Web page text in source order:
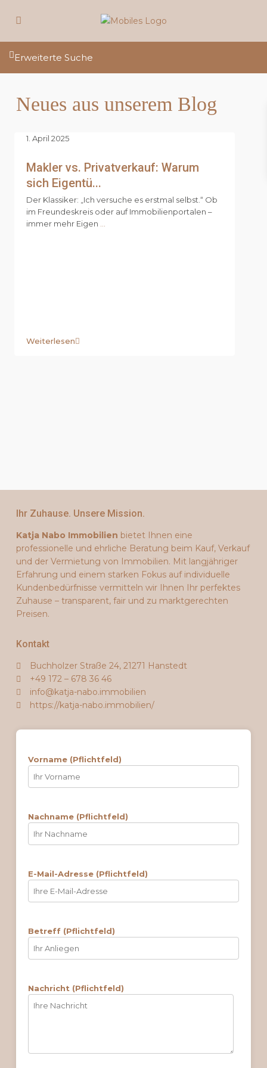
Erweiterte Suche
Neues aus unserem Blog
Makler vs. Privatverkauf: Warum
sich Eigentü...
1. April 2025
Der Klassiker: „Ich versuche es erstmal selbst.“ Ob
im Freundeskreis oder auf Immobilienportalen –
immer mehr Eigen
Weiterlesen
Ihr Zuhause. Unsere Mission.
Katja Nabo Immobilien bietet Ihnen eine
professionelle und ehrliche Beratung beim Kauf, Verkauf
und der Vermietung von Immobilien. Mit langjähriger
Erfahrung und einem starken Fokus auf individuelle
Kundenbedürfnisse vermitteln wir Ihnen Ihr perfektes
Zuhause – transparent, fair und zu marktgerechten
Preisen.
Kontakt
Buchholzer Straße 24, 21271 Hanstedt
+49 172 – 678 36 46
info@katja-nabo.immobilien
https://katja-nabo.immobilien/
Vorname (Pflichtfeld)
Nachname (Pflichtfeld)
E-Mail-Adresse (Pflichtfeld)
Betreff (Pflichtfeld)
Nachricht (Pflichtfeld)